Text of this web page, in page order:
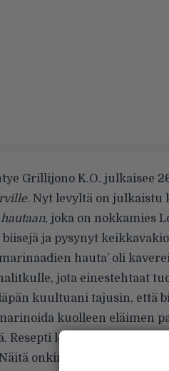
Grillijono K.O. julkaisee
. Nyt levyltä on julkaistu
, joka on nokkamies
ja pysynyt
hauta’ oli
jota einestehtaat
kuultuani tajusin, että
kuolleen eläimen
Resepti löytyy
onkin hyvä kerrata